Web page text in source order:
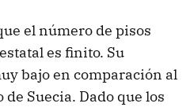
el número de pisos
es finito. Su
bajo en comparación al
Suecia. Dado que los